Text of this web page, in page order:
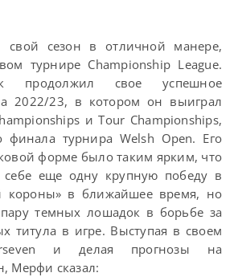
свой сезон в отличной манере,
турнире Championship League.
продолжил свое успешное
2022/23, в котором он выиграл
и Tour Championships,
турнира Welsh Open. Его
форме было таким ярким, что
себе еще одну крупную победу в
короны» в ближайшее время, но
темных лошадок в борьбе за
титула в игре. Выступая в своем
и делая прогнозы на
Мерфи сказал: